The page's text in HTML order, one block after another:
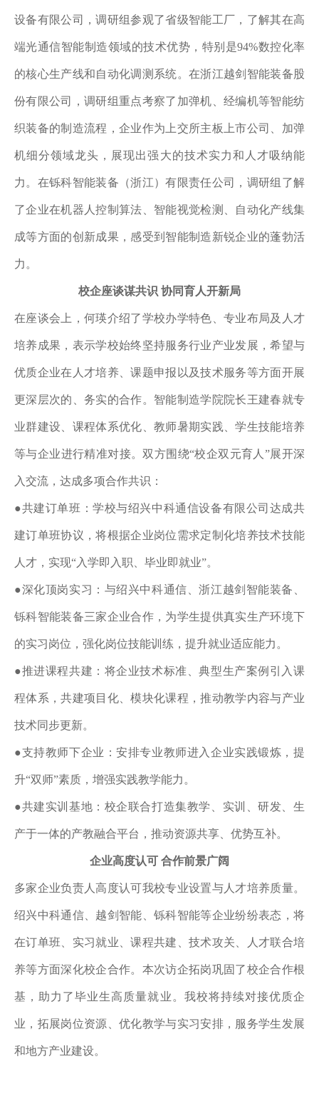
设备有限公司，调研组参观了省级智能工厂，了解其在高
端光通信智能制造领域的技术优势，特别是94%数控化率
的核心生产线和自动化调测系统。在浙江越剑智能装备股
份有限公司，调研组重点考察了加弹机、经编机等智能纺
织装备的制造流程，企业作为上交所主板上市公司、加弹
机细分领域龙头，展现出强大的技术实力和人才吸纳能
力。在铄科智能装备（浙江）有限责任公司，调研组了解
了企业在机器人控制算法、智能视觉检测、自动化产线集
成等方面的创新成果，感受到智能制造新锐企业的蓬勃活
力。
校企座谈谋共识 协同育人开新局
在座谈会上，何瑛介绍了学校办学特色、专业布局及人才
培养成果，表示学校始终坚持服务行业产业发展，希望与
优质企业在人才培养、课题申报以及技术服务等方面开展
更深层次的、务实的合作。智能制造学院院长王建春就专
业群建设、课程体系优化、教师暑期实践、学生技能培养
等与企业进行精准对接。双方围绕“校企双元育人”展开深
入交流，达成多项合作共识：
●共建订单班：学校与绍兴中科通信设备有限公司达成共
建订单班协议，将根据企业岗位需求定制化培养技术技能
人才，实现“入学即入职、毕业即就业”。
●深化顶岗实习：与绍兴中科通信、浙江越剑智能装备、
铄科智能装备三家企业合作，为学生提供真实生产环境下
的实习岗位，强化岗位技能训练，提升就业适应能力。
●推进课程共建：将企业技术标准、典型生产案例引入课
程体系，共建项目化、模块化课程，推动教学内容与产业
技术同步更新。
●支持教师下企业：安排专业教师进入企业实践锻炼，提
升“双师”素质，增强实践教学能力。
●共建实训基地：校企联合打造集教学、实训、研发、生
产于一体的产教融合平台，推动资源共享、优势互补。
企业高度认可 合作前景广阔
多家企业负责人高度认可我校专业设置与人才培养质量。
绍兴中科通信、越剑智能、铄科智能等企业纷纷表态，将
在订单班、实习就业、课程共建、技术攻关、人才联合培
养等方面深化校企合作。本次访企拓岗巩固了校企合作根
基，助力了毕业生高质量就业。我校将持续对接优质企
业，拓展岗位资源、优化教学与实习安排，服务学生发展
和地方产业建设。